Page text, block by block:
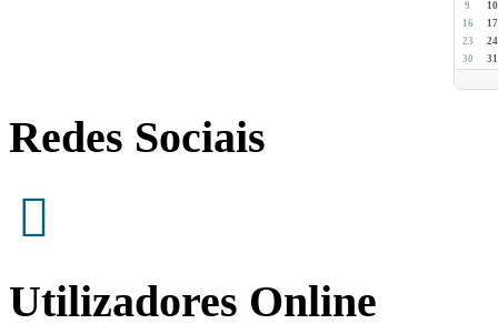
9
10
16
17
23
24
30
31
Redes Sociais
Utilizadores Online